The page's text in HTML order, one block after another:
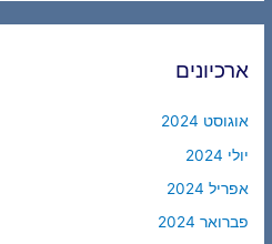
ארכיונים
אוגוסט 2024
יולי 2024
אפריל 2024
פברואר 2024